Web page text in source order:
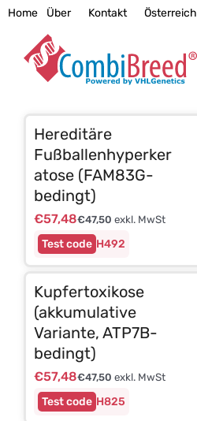
Zum
springen
Home Über Kontakt Österreich
H492
Hereditäre
Fußballenhyperker
atose (FAM83G-
bedingt)
€57,48€47,50 exkl. MwSt
H825
Kupfertoxikose
(akkumulative
Variante, ATP7B-
bedingt)
€57,48€47,50 exkl. MwSt